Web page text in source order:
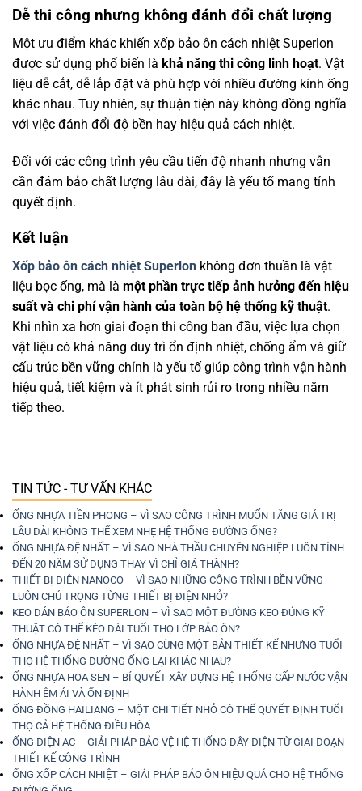
Dễ thi công nhưng không đánh đổi chất lượng
Một ưu điểm khác khiến xốp bảo ôn cách nhiệt Superlon
được sử dụng phổ biến là khả năng thi công linh hoạt. Vật
liệu dễ cắt, dễ lắp đặt và phù hợp với nhiều đường kính ống
khác nhau. Tuy nhiên, sự thuận tiện này không đồng nghĩa
với việc đánh đổi độ bền hay hiệu quả cách nhiệt.
Đối với các công trình yêu cầu tiến độ nhanh nhưng vẫn
cần đảm bảo chất lượng lâu dài, đây là yếu tố mang tính
quyết định.
Kết luận
Xốp bảo ôn cách nhiệt Superlon không đơn thuần là vật
liệu bọc ống, mà là một phần trực tiếp ảnh hưởng đến hiệu
suất và chi phí vận hành của toàn bộ hệ thống kỹ thuật.
Khi nhìn xa hơn giai đoạn thi công ban đầu, việc lựa chọn
vật liệu có khả năng duy trì ổn định nhiệt, chống ẩm và giữ
cấu trúc bền vững chính là yếu tố giúp công trình vận hành
hiệu quả, tiết kiệm và ít phát sinh rủi ro trong nhiều năm
tiếp theo.
TIN TỨC - TƯ VẤN KHÁC
ỐNG NHỰA TIỀN PHONG – VÌ SAO CÔNG TRÌNH MUỐN TĂNG GIÁ TRỊ
LÂU DÀI KHÔNG THỂ XEM NHẸ HỆ THỐNG ĐƯỜNG ỐNG?
ỐNG NHỰA ĐỆ NHẤT – VÌ SAO NHÀ THẦU CHUYÊN NGHIỆP LUÔN TÍNH
ĐẾN 20 NĂM SỬ DỤNG THAY VÌ CHỈ GIÁ THÀNH?
THIẾT BỊ ĐIỆN NANOCO – VÌ SAO NHỮNG CÔNG TRÌNH BỀN VỮNG
LUÔN CHÚ TRỌNG TỪNG THIẾT BỊ ĐIỆN NHỎ?
KEO DÁN BẢO ÔN SUPERLON – VÌ SAO MỘT ĐƯỜNG KEO ĐÚNG KỸ
THUẬT CÓ THỂ KÉO DÀI TUỔI THỌ LỚP BẢO ÔN?
ỐNG NHỰA ĐỆ NHẤT – VÌ SAO CÙNG MỘT BẢN THIẾT KẾ NHƯNG TUỔI
THỌ HỆ THỐNG ĐƯỜNG ỐNG LẠI KHÁC NHAU?
ỐNG NHỰA HOA SEN – BÍ QUYẾT XÂY DỰNG HỆ THỐNG CẤP NƯỚC VẬN
HÀNH ÊM ÁI VÀ ỔN ĐỊNH
ỐNG ĐỒNG HAILIANG – MỘT CHI TIẾT NHỎ CÓ THỂ QUYẾT ĐỊNH TUỔI
THỌ CẢ HỆ THỐNG ĐIỀU HÒA
ỐNG ĐIỆN AC – GIẢI PHÁP BẢO VỆ HỆ THỐNG DÂY ĐIỆN TỪ GIAI ĐOẠN
THIẾT KẾ CÔNG TRÌNH
ỐNG XỐP CÁCH NHIỆT – GIẢI PHÁP BẢO ÔN HIỆU QUẢ CHO HỆ THỐNG